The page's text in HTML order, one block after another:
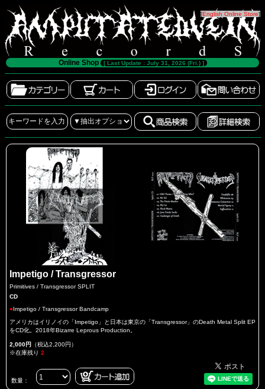
[English Online Store]
Online Shop [ Last Update : July 31, 2026 (Fri.) ]
Impetigo / Transgressor
Primitives / Transgressor SPLIT
CD
●Impetigo / Transgressor Bandcamp
アメリカはイリノイの「Impetigo」と日本は東京の「Transgressor」のDeath Metal Split EP
をCD化。2018年Bizarre Leprous Production。
2,000円 （税込2,200円）
※在庫残り 2
数量：